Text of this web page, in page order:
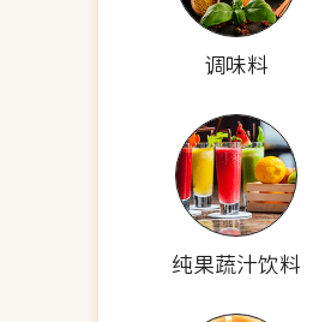
调味料
纯果蔬汁饮料